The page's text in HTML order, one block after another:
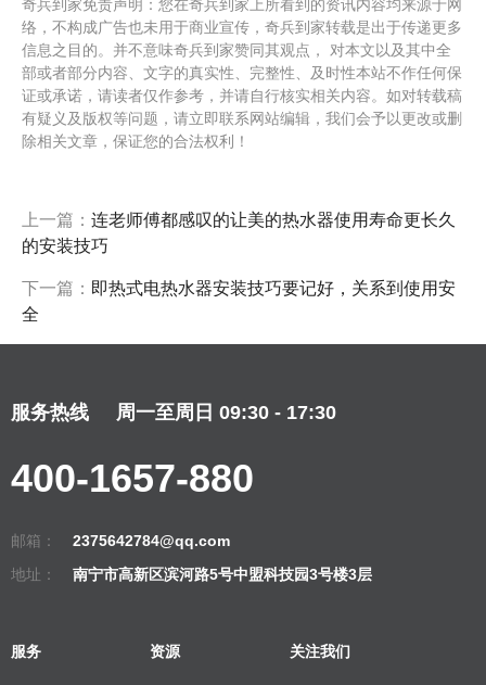
奇兵到家免责声明：您在奇兵到家上所看到的资讯内容均来源于网
络，不构成广告也未用于商业宣传，奇兵到家转载是出于传递更多
信息之目的。并不意味奇兵到家赞同其观点， 对本文以及其中全
部或者部分内容、文字的真实性、完整性、及时性本站不作任何保
证或承诺，请读者仅作参考，并请自行核实相关内容。如对转载稿
有疑义及版权等问题，请立即联系网站编辑，我们会予以更改或删
除相关文章，保证您的合法权利！
上一篇： 连老师傅都感叹的让美的热水器使用寿命更长久
的安装技巧
下一篇： 即热式电热水器安装技巧要记好，关系到使用安
全
服务热线 周一至周日 09:30 - 17:30
400-1657-880
邮箱：
2375642784@qq.com
地址：
南宁市高新区滨河路5号中盟科技园3号楼3层
服务 资源 关注我们